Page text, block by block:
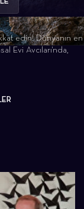
edin! Dünyanın en
Evi Avcıları'nda,